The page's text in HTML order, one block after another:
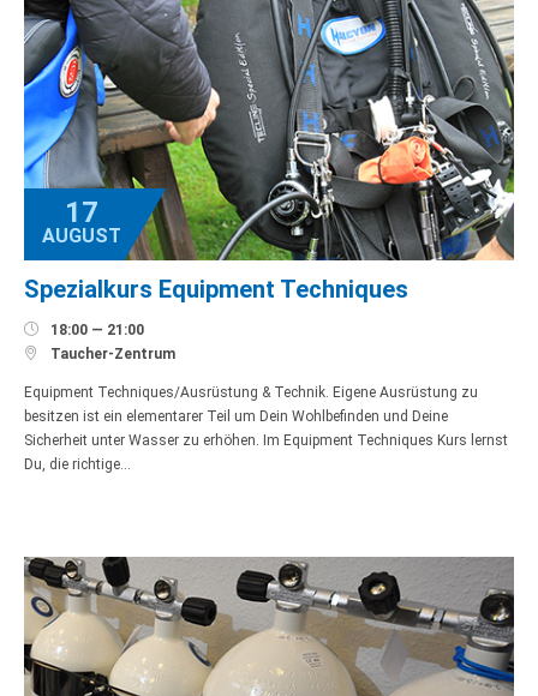
17
AUGUST
Spezialkurs Equipment Techniques
 18:00 — 21:00
 Taucher-Zentrum
Equipment Techniques/Ausrüstung & Technik. Eigene Ausrüstung zu
besitzen ist ein elementarer Teil um Dein Wohlbefinden und Deine
Sicherheit unter Wasser zu erhöhen. Im Equipment Techniques Kurs lernst
Du, die richtige…